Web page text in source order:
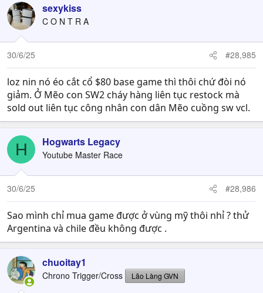
c
t
i
o
n
sexykiss
C O N T R A
30/6/25 #28,985
loz nin nó éo cắt cổ $80 base game thì thôi chứ đòi nó
giảm. Ở Mẽo con SW2 cháy hàng liên tục restock mà
sold out liên tục công nhân con dân Mẽo cuồng sw vcl.
H Hogwarts Legacy
Youtube Master Race
30/6/25 #28,986
Sao mình chỉ mua game được ở vùng mỹ thôi nhỉ ? thử
Argentina và chile đều không được .
chuoitay1
Chrono Trigger/Cross Lão Làng GVN